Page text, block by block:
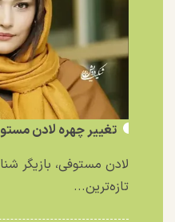
تغییر چهره لادن
لادن مستوفی، بازیگر
تازه‌ترین...